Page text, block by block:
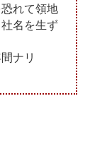
れて領地
名を生ず
ナリ